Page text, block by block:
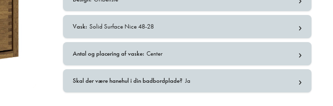
Vask: Solid Surface Nice 48-28 ›
Antal og placering af vaske: Center ›
Skal der være hanehul i din badbordplade? Ja ›